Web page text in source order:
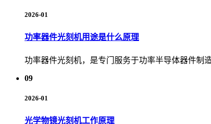
2026-01
功率器件光刻机用途是什么原理
功率器件光刻机，是专门服务于功率半导体器件制
09
2026-01
光学物镜光刻机工作原理